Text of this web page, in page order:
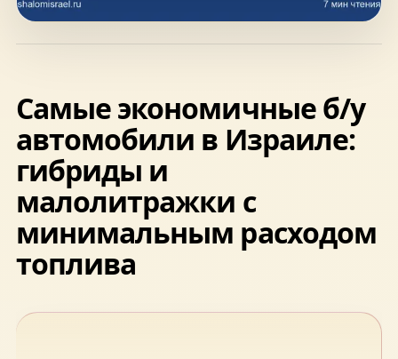
Самые экономичные б/у
автомобили в Израиле:
гибриды и
малолитражки с
минимальным расходом
топлива